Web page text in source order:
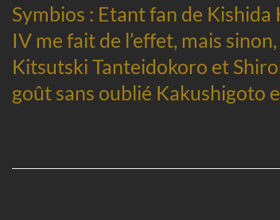
Symbios : Etant fan de
IV me fait de l’effet, mais
Kitsutski Tanteidokoro et
goût sans oublié Kakushigoto